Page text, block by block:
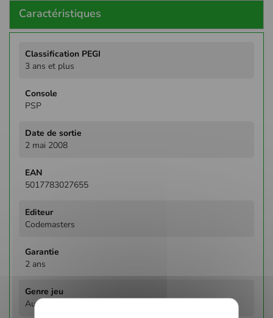
Caractéristiques
d'infos
3 ans et plus
PSP
2 mai 2008
5017783027655
Codemasters
2 ans
Autres